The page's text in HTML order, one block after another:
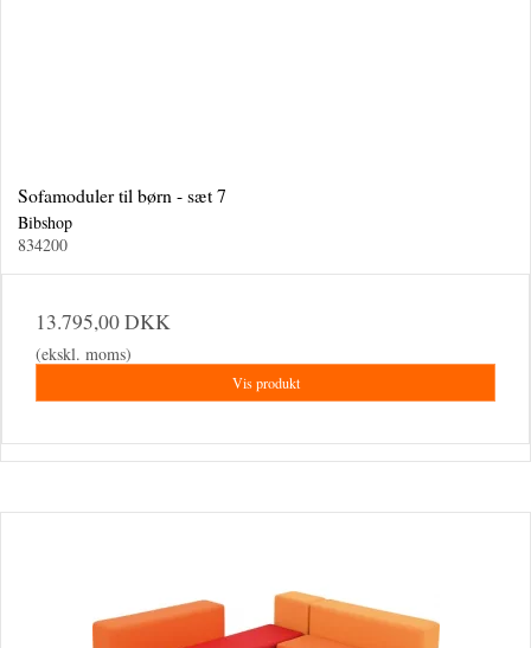
Sofamoduler til børn - sæt 7
Bibshop
834200
13.795,00 DKK
(ekskl. moms)
Vis produkt